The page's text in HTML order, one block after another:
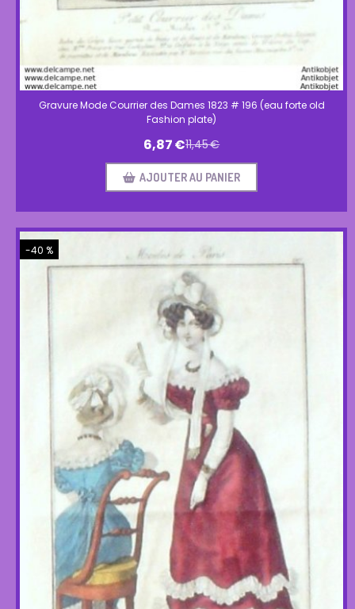
Gravure Mode Courrier des Dames 1823 # 196 (eau forte old
Fashion plate)
6,87€11,45€
AJOUTER AU PANIER
-40 %